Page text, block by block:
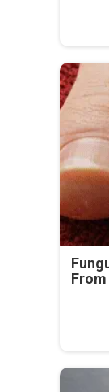
From